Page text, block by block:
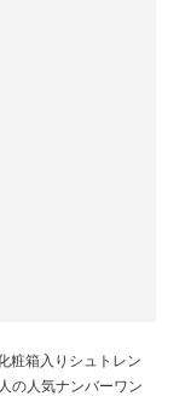
粧箱入りシュトレン
の人気ナンバーワン